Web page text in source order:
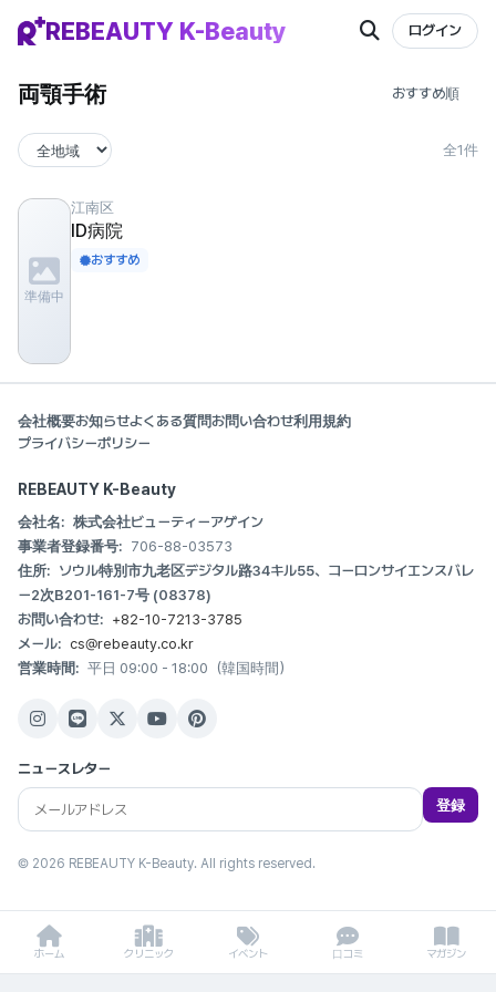
REBEAUTY K-Beauty ログイン
両顎手術
全1件
準備中
江南区
ID病院
おすすめ
会社概要お知らせよくある質問お問い合わせ利用規約
プライバシーポリシー
REBEAUTY K-Beauty
会社名: 株式会社ビューティーアゲイン
事業者登録番号: 706-88-03573
住所: ソウル特別市九老区デジタル路34キル55、コーロンサイエンスバレ
ー2次B201-161-7号 (08378)
お問い合わせ: +82-10-7213-3785
メール: cs@rebeauty.co.kr
営業時間: 平日 09:00 - 18:00（韓国時間）
ニュースレター
登録
© 2026 REBEAUTY K-Beauty. All rights reserved.
ホーム クリニック イベント 口コミ マガジン